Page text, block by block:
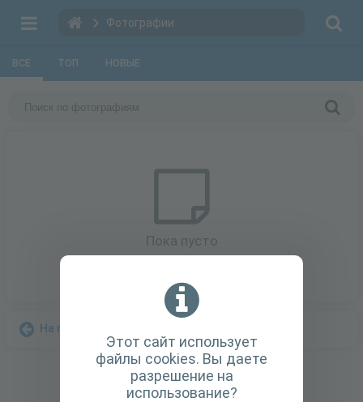
Фотографии
Этот сайт использует
файлы cookies. Вы даете
разрешение на
использование?
ВСЕ ТОП НОВЫЕ
Пока пусто
На главную